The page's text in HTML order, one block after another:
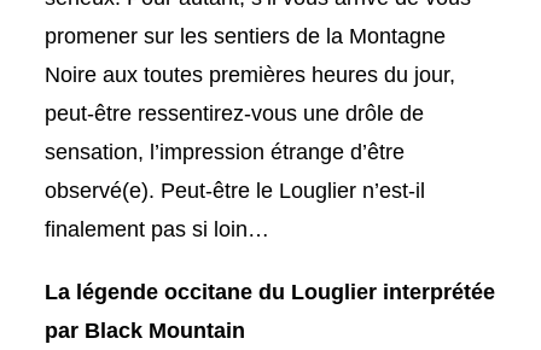
promener sur les sentiers de la Montagne
Noire aux toutes premières heures du jour,
peut-être ressentirez-vous une drôle de
sensation, l’impression étrange d’être
observé(e). Peut-être le Louglier n’est-il
finalement pas si loin…
La légende occitane du Louglier interprétée
par Black Mountain